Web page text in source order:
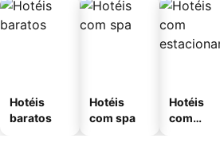
Hotéis
baratos
Hotéis
com spa
Hotéis
com